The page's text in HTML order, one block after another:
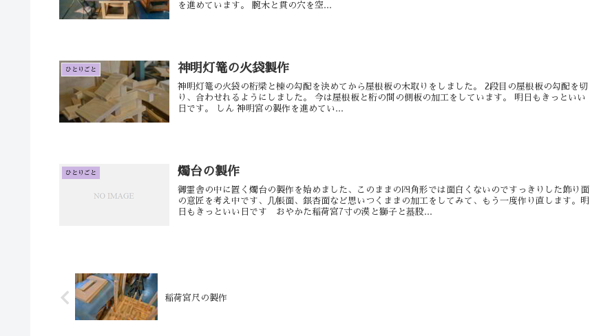
を進めています。 腕木と貫の穴を空...
ひとりごと 神明灯篭の火袋製作
神明灯篭の火袋の桁梁と棟の勾配を決めてから屋根板の木取りをしました。 2段目の屋根板の勾配を切
り、合わせれるようにしました。 今は屋根板と桁の間の側板の加工をしています。 明日もきっといい
日です。 しん 神明宮の製作を進めてい...
ひとりごと 燭台の製作
御霊舎の中に置く燭台の製作を始めました、このままの四角形では面白くないのですっきりした飾り面
の意匠を考え中です、几帳面、銀杏面など思いつくままの加工をしてみて、もう一度作り直します。明
日もきっといい日です おやかた稲荷宮7寸の漠と獅子と蟇股...
稲荷宮尺の製作